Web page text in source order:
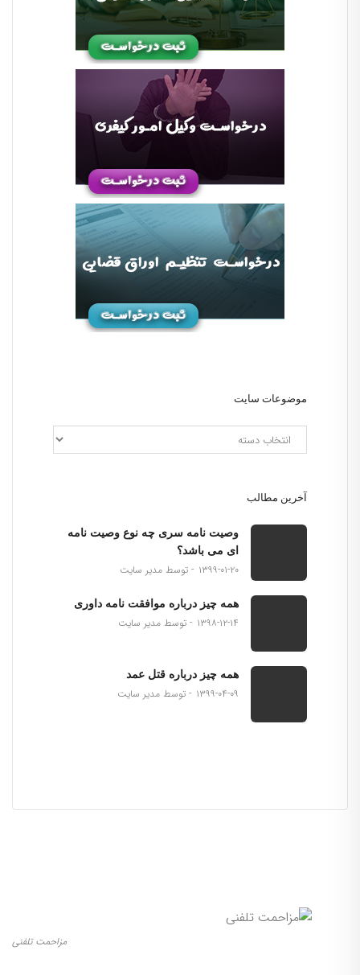
موضوعات سایت
آخرین مطالب
وصیت نامه سری چه نوع وصیت نامه
ای می باشد؟
۱۳۹۹-۰۱-۲۰ توسط مدیر سایت
همه چیز درباره موافقت نامه داوری
۱۳۹۸-۱۲-۱۴ توسط مدیر سایت
همه چیز درباره قتل عمد
۱۳۹۹-۰۴-۰۹ توسط مدیر سایت
مزاحمت تلفنی